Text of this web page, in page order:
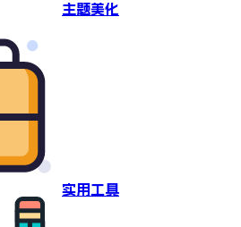
主题美化
实用工具